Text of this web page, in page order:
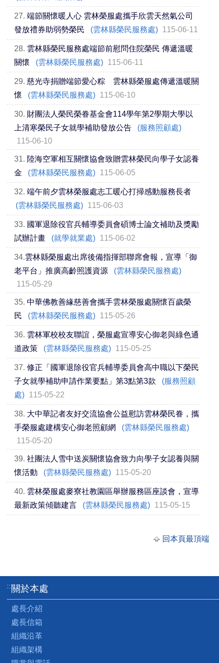
27. 端節關懷暖人心 雲林榮服處攜手欣雲天然氣公司
發放禮券助弱勢榮民
(雲林縣榮民服務處) 115-06-11
28. 雲林縣榮民服務處端節前慰問住院榮民 傳遞溫暖
關懷
(雲林縣榮民服務處) 115-06-11
29. 慈光寺捐贈端節愛心粽 雲林縣榮服處傳遞溫暖關
懷
(雲林縣榮民服務處) 115-06-10
30. 財團法人榮民榮眷基金會114學年第2學期大學以
上清寒榮民子女就學補助發放公告
(服務照顧處)
115-06-10
31. 陸海空軍相互關懷協會致贈雲林榮民向學子女認養
金
(雲林縣榮民服務處) 115-06-05
32. 端午前夕雲林榮服處志工暖心打掃感動服務長者
(雲林縣榮民服務處) 115-06-03
33. 國軍退除役官兵輔導委員會碩博士論文補助及獎勵
試辦計畫
(就學就業處) 115-06-02
34.​雲林縣榮服處出席後備指揮部聯席會報，宣導「御
老平台」推廣高齡照護資源
(雲林縣榮民服務處)
115-05-29
35. 中華佛教善緣慈善會攜手雲林榮服處關懷百歲榮
民
(雲林縣榮民服務處) 115-05-26
36. 雲林軍校校友聯誼，榮服處宣導安心御老與綠色通
道政策
(雲林縣榮民服務處) 115-05-25
37. 修正「國軍退除役官兵輔導委員會高中職以下榮民
子女就學補助申請作業要點」第3點第3款
(服務照顧
處) 115-05-22
38. 大中華記者友好交流協會公益慰訪雲林榮民眷，攜
手榮服處建構安心御老照顧網
(雲林縣榮民服務處)
115-05-20
39. 社團法人雪中送炭關懷協會致力向學子女認養與關
懷活動
(雲林縣榮民服務處) 115-05-20
40. 雲林榮服處麥寮社教園區舉辦服務區座談會，宣導
最新政策傾聽建言
(雲林縣榮民服務處) 115-05-15
回本頁最頂端
:::關於本處
處長介紹
處長信箱
組織沿革
組織架構